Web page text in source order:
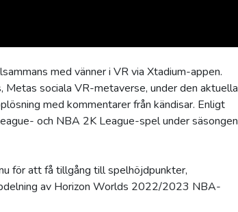
med vänner i VR via Xtadium-appen.
sociala VR-metaverse, under den aktuella
med kommentarer från kändisar. Enligt
och NBA 2K League-spel under säsongen
för att få tillgång till spelhöjdpunkter,
av Horizon Worlds 2022/2023 NBA-